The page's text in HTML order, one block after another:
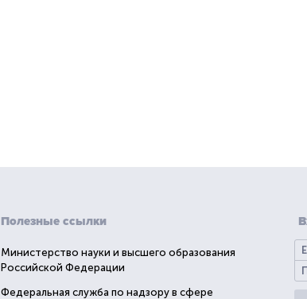
Полезные ссылки
Министерство науки и высшего образования
Российской Федерации
Федеральная служба по надзору в сфере